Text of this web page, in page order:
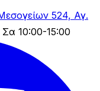
524, Αγ.
10:00-15:00